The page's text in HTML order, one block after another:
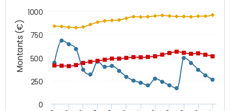
Montants (€)
0
250
500
750
1000